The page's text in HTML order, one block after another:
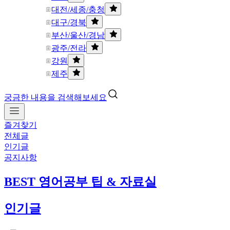
대전/세종/충청
대구/경북
부산/울산/경남
광주/전라
강원
제주
궁금한 내용을 검색해보세요
즐겨찾기
전체글
인기글
공지사항
BEST 영어공부 팁 & 자료실
인기글